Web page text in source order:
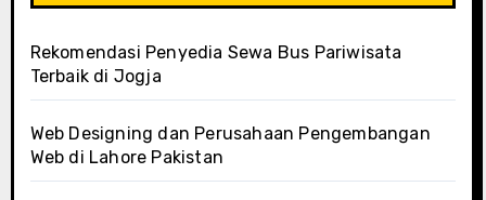
Rekomendasi Penyedia Sewa Bus Pariwisata
Terbaik di Jogja
Web Designing dan Perusahaan Pengembangan
Web di Lahore Pakistan